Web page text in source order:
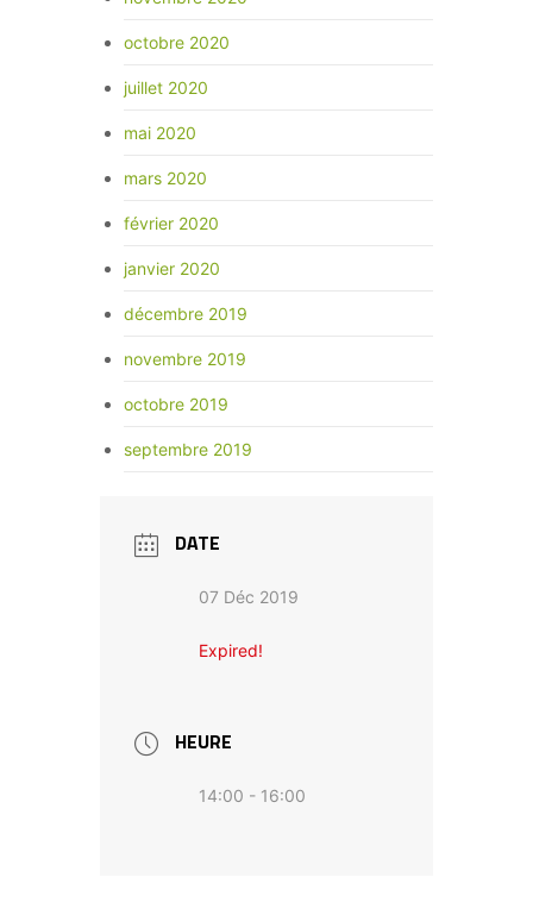
octobre 2020
juillet 2020
mai 2020
mars 2020
février 2020
janvier 2020
décembre 2019
novembre 2019
octobre 2019
septembre 2019
DATE
07 Déc 2019
Expired!
HEURE
14:00 - 16:00